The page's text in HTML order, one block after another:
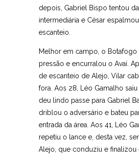
depois, Gabriel Bispo tentou da
intermediária e César
escanteio.
Melhor em campo, o Botafogo
pressão e encurralou o Avaí.
de escanteio de Alejo, Vilar
fora. Aos 28, Léo Gamalho saiu
deu lindo passe para Gabriel
driblou o adversário e bateu
entrada da área. Aos 41, Léo
repetiu o lance e, desta vez,
Alejo, que conduziu e finalizou